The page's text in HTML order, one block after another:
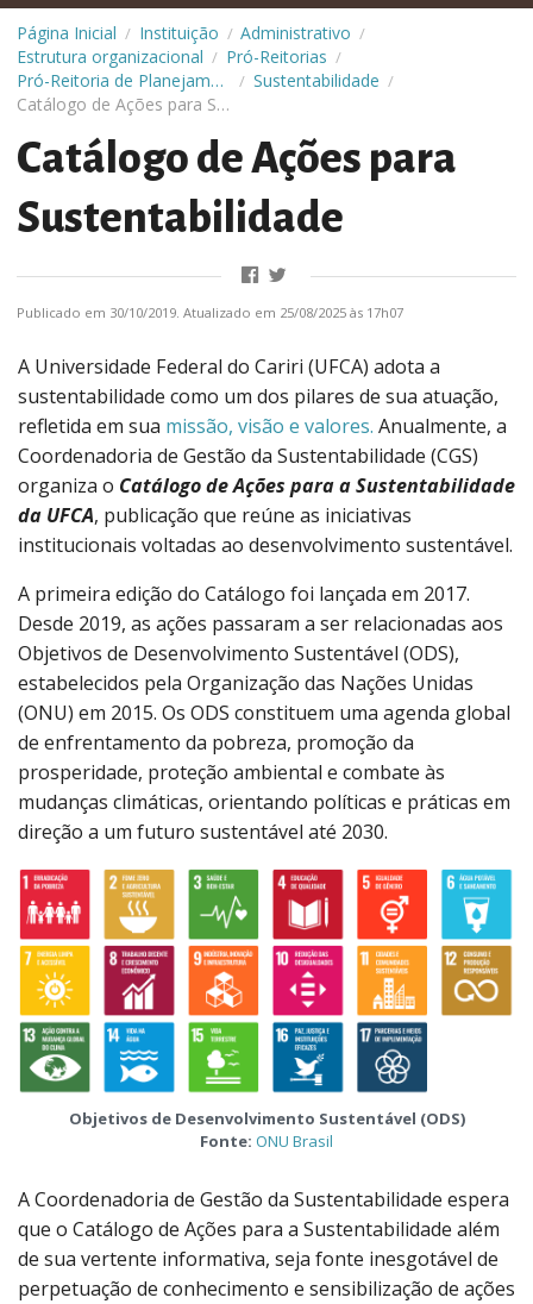
Página Inicial / Instituição / Administrativo /
Estrutura organizacional / Pró-Reitorias /
Pró-Reitoria de Planejamento e Orçamento (Proplan) / Sustentabilidade /
Catálogo de Ações para Sustentabilidade
Catálogo de Ações para
Sustentabilidade
Publicado em 30/10/2019. Atualizado em 25/08/2025 às 17h07
A Universidade Federal do Cariri (UFCA) adota a
sustentabilidade como um dos pilares de sua atuação,
refletida em sua missão, visão e valores. Anualmente, a
Coordenadoria de Gestão da Sustentabilidade (CGS)
organiza o Catálogo de Ações para a Sustentabilidade
da UFCA, publicação que reúne as iniciativas
institucionais voltadas ao desenvolvimento sustentável.
A primeira edição do Catálogo foi lançada em 2017.
Desde 2019, as ações passaram a ser relacionadas aos
Objetivos de Desenvolvimento Sustentável (ODS),
estabelecidos pela Organização das Nações Unidas
(ONU) em 2015. Os ODS constituem uma agenda global
de enfrentamento da pobreza, promoção da
prosperidade, proteção ambiental e combate às
mudanças climáticas, orientando políticas e práticas em
direção a um futuro sustentável até 2030.
Objetivos de Desenvolvimento Sustentável (ODS)
Fonte: ONU Brasil
A Coordenadoria de Gestão da Sustentabilidade espera
que o Catálogo de Ações para a Sustentabilidade além
de sua vertente informativa, seja fonte inesgotável de
perpetuação de conhecimento e sensibilização de ações